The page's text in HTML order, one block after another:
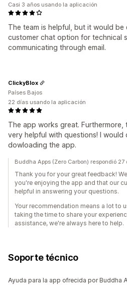
The team is helpful, but it would
customer chat option for technical
communicating through email.
Casi 3 años usando la aplicación
The app works great. Furthermore,
very helpful with questions! I would
dowloading the app.
ClickyBlox
Países Bajos
22 días usando la aplicación
Buddha Apps (Zero Carbon) respondió
Thank you for your great feedback!
you're enjoying the app and that our
helpful in answering your questions.
Your recommendation means a lot to
taking the time to share your
assistance, we're always here to help.
Soporte técnico
Ayuda para la app ofrecida por Buddha